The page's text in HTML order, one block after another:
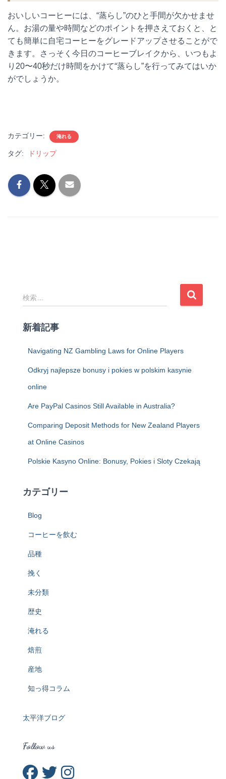
おいしいコーヒーには、“蒸らし”のひと手間が欠かせませ
ん。お湯の量や時間などのポイントを押さえておくと、と
ても簡単に自宅コーヒーをグレードアップさせることがで
きます。さっそく今日のコーヒーブレイクから、いつもよ
り20〜40秒だけ時間をかけて“蒸らし”を行ってみてはいか
がでしょうか。
カテゴリー: 淹れる
タグ: ドリップ
検
索
検索…
新着記事
Navigating NZ Gambling Laws for Online Players
Odkryj najlepsze bonusy i pokies w polskim kasynie
online
Are PayPal Casinos Still Available in Australia?
Comparing Deposit Methods for New Zealand Players
at Online Casinos
Polskie Kasyno Online: Bonusy, Pokies i Sloty Czekają
カテゴリー
Blog
コーヒーを飲む
品種
挽く
未分類
歴史
淹れる
焙煎
産地
知っ得コラム
太平洋ブログ
Follow us